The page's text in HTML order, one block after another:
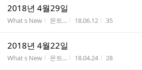
2018년 4월29일
게시판명
What s New 작성자
몬트... 작성시간
18.06.12 조회수
35
2018년 4월22일
게시판명
What s New 작성자
몬트... 작성시간
18.04.24 조회수
28